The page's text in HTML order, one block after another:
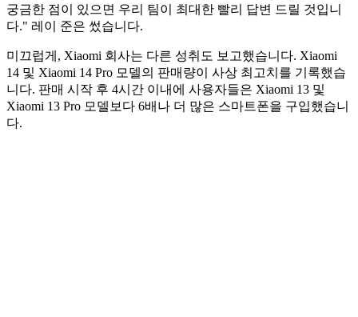
궁금한 점이 있으면 우리 팀이 최대한 빨리 답변 드릴 것입니
다." 레이 준은 썼습니다.
미끄럽게, Xiaomi 회사는 다른 성취도 보고했습니다. Xiaomi
14 및 Xiaomi 14 Pro 모델의 판매량이 사상 최고치를 기록했습
니다. 판매 시작 후 4시간 이내에 사용자들은 Xiaomi 13 및
Xiaomi 13 Pro 모델보다 6배나 더 많은 스마트폰을 구입했습니
다.